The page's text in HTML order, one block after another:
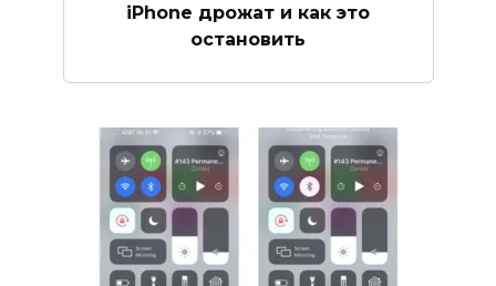
iPhone дрожат и как это
остановить